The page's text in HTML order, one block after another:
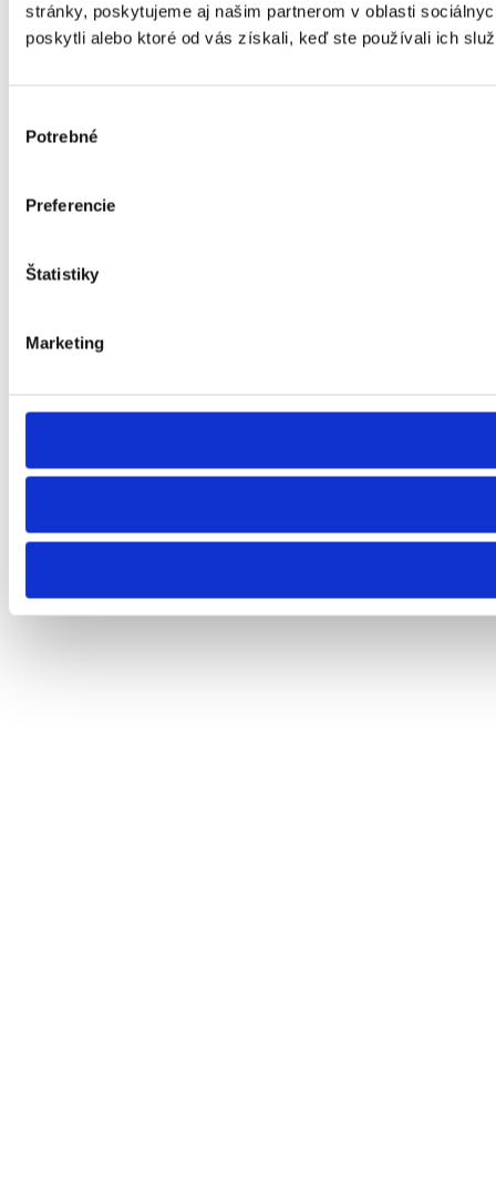
stránky, poskytujeme aj našim partnerom v oblasti
poskytli alebo ktoré od vás získali, keď ste používali ich
súhlasu
Potrebné
Preferencie
Štatistiky
Marketing